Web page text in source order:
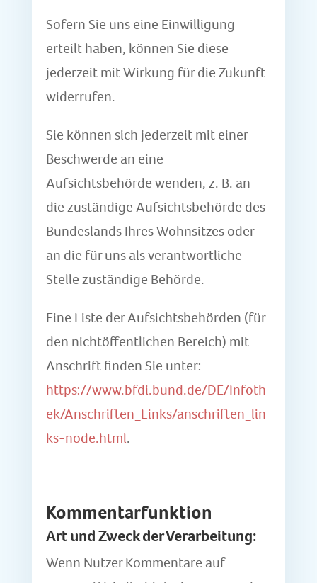
Sofern Sie uns eine Einwilligung
erteilt haben, können Sie diese
jederzeit mit Wirkung für die Zukunft
widerrufen.
Sie können sich jederzeit mit einer
Beschwerde an eine
Aufsichtsbehörde wenden, z. B. an
die zuständige Aufsichtsbehörde des
Bundeslands Ihres Wohnsitzes oder
an die für uns als verantwortliche
Stelle zuständige Behörde.
Eine Liste der Aufsichtsbehörden (für
den nichtöffentlichen Bereich) mit
Anschrift finden Sie unter:
https://www.bfdi.bund.de/DE/Infoth
ek/Anschriften_Links/anschriften_lin
ks-node.html.
Kommentarfunktion
Art und Zweck der Verarbeitung:
Wenn Nutzer Kommentare auf